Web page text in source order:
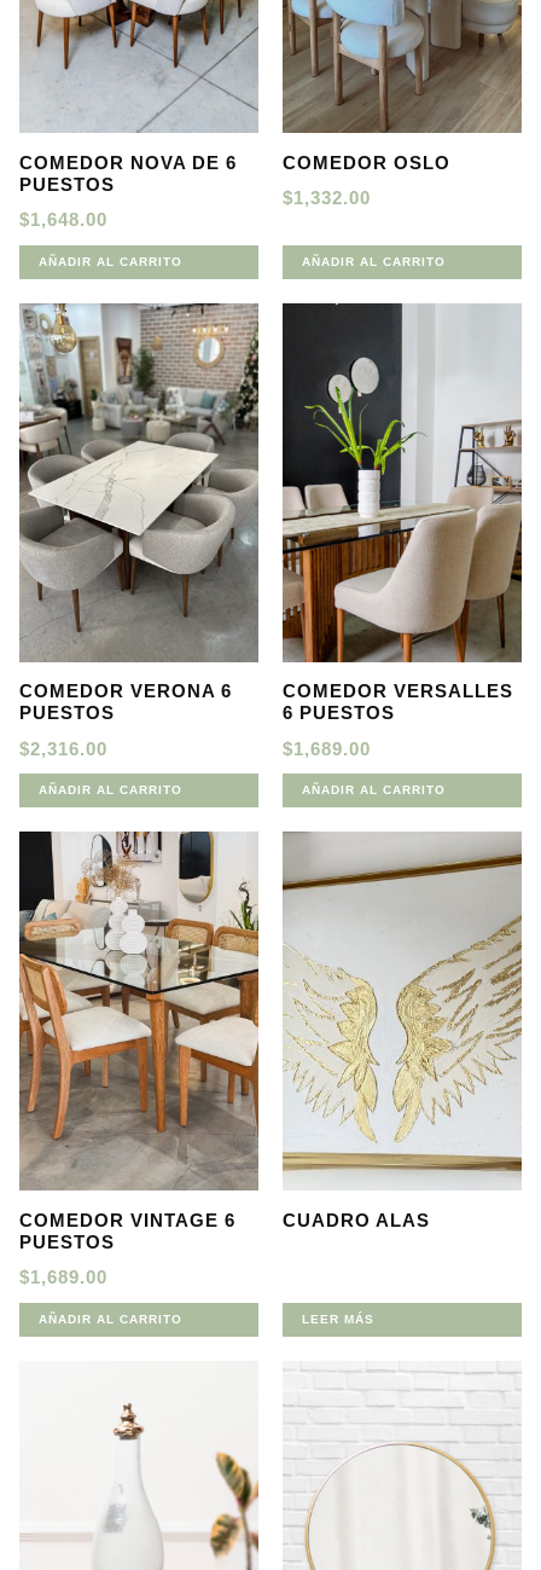
COMEDOR NOVA DE 6
PUESTOS
$1,648.00
AÑADIR AL CARRITO
COMEDOR OSLO
$1,332.00
AÑADIR AL CARRITO
COMEDOR VERONA 6
PUESTOS
$2,316.00
AÑADIR AL CARRITO
COMEDOR VERSALLES
6 PUESTOS
$1,689.00
AÑADIR AL CARRITO
COMEDOR VINTAGE 6
PUESTOS
$1,689.00
AÑADIR AL CARRITO
CUADRO ALAS
LEER MÁS